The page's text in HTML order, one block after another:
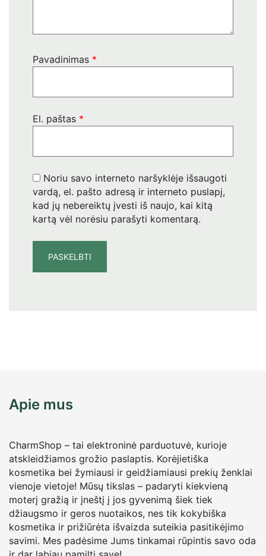
Pavadinimas *
El. paštas *
Noriu savo interneto naršyklėje išsaugoti
vardą, el. pašto adresą ir interneto puslapį,
kad jų nebereiktų įvesti iš naujo, kai kitą
kartą vėl norėsiu parašyti komentarą.
Apie mus
CharmShop – tai elektroninė parduotuvė, kurioje
atskleidžiamos grožio paslaptis. Korėjietiška
kosmetika bei žymiausi ir geidžiamiausi prekių ženklai
vienoje vietoje! Mūsų tikslas – padaryti kiekvieną
moterį gražią ir įneštį į jos gyvenimą šiek tiek
džiaugsmo ir geros nuotaikos, nes tik kokybiška
kosmetika ir prižiūrėta išvaizda suteikia pasitikėjimo
savimi. Mes padėsime Jums tinkamai rūpintis savo oda